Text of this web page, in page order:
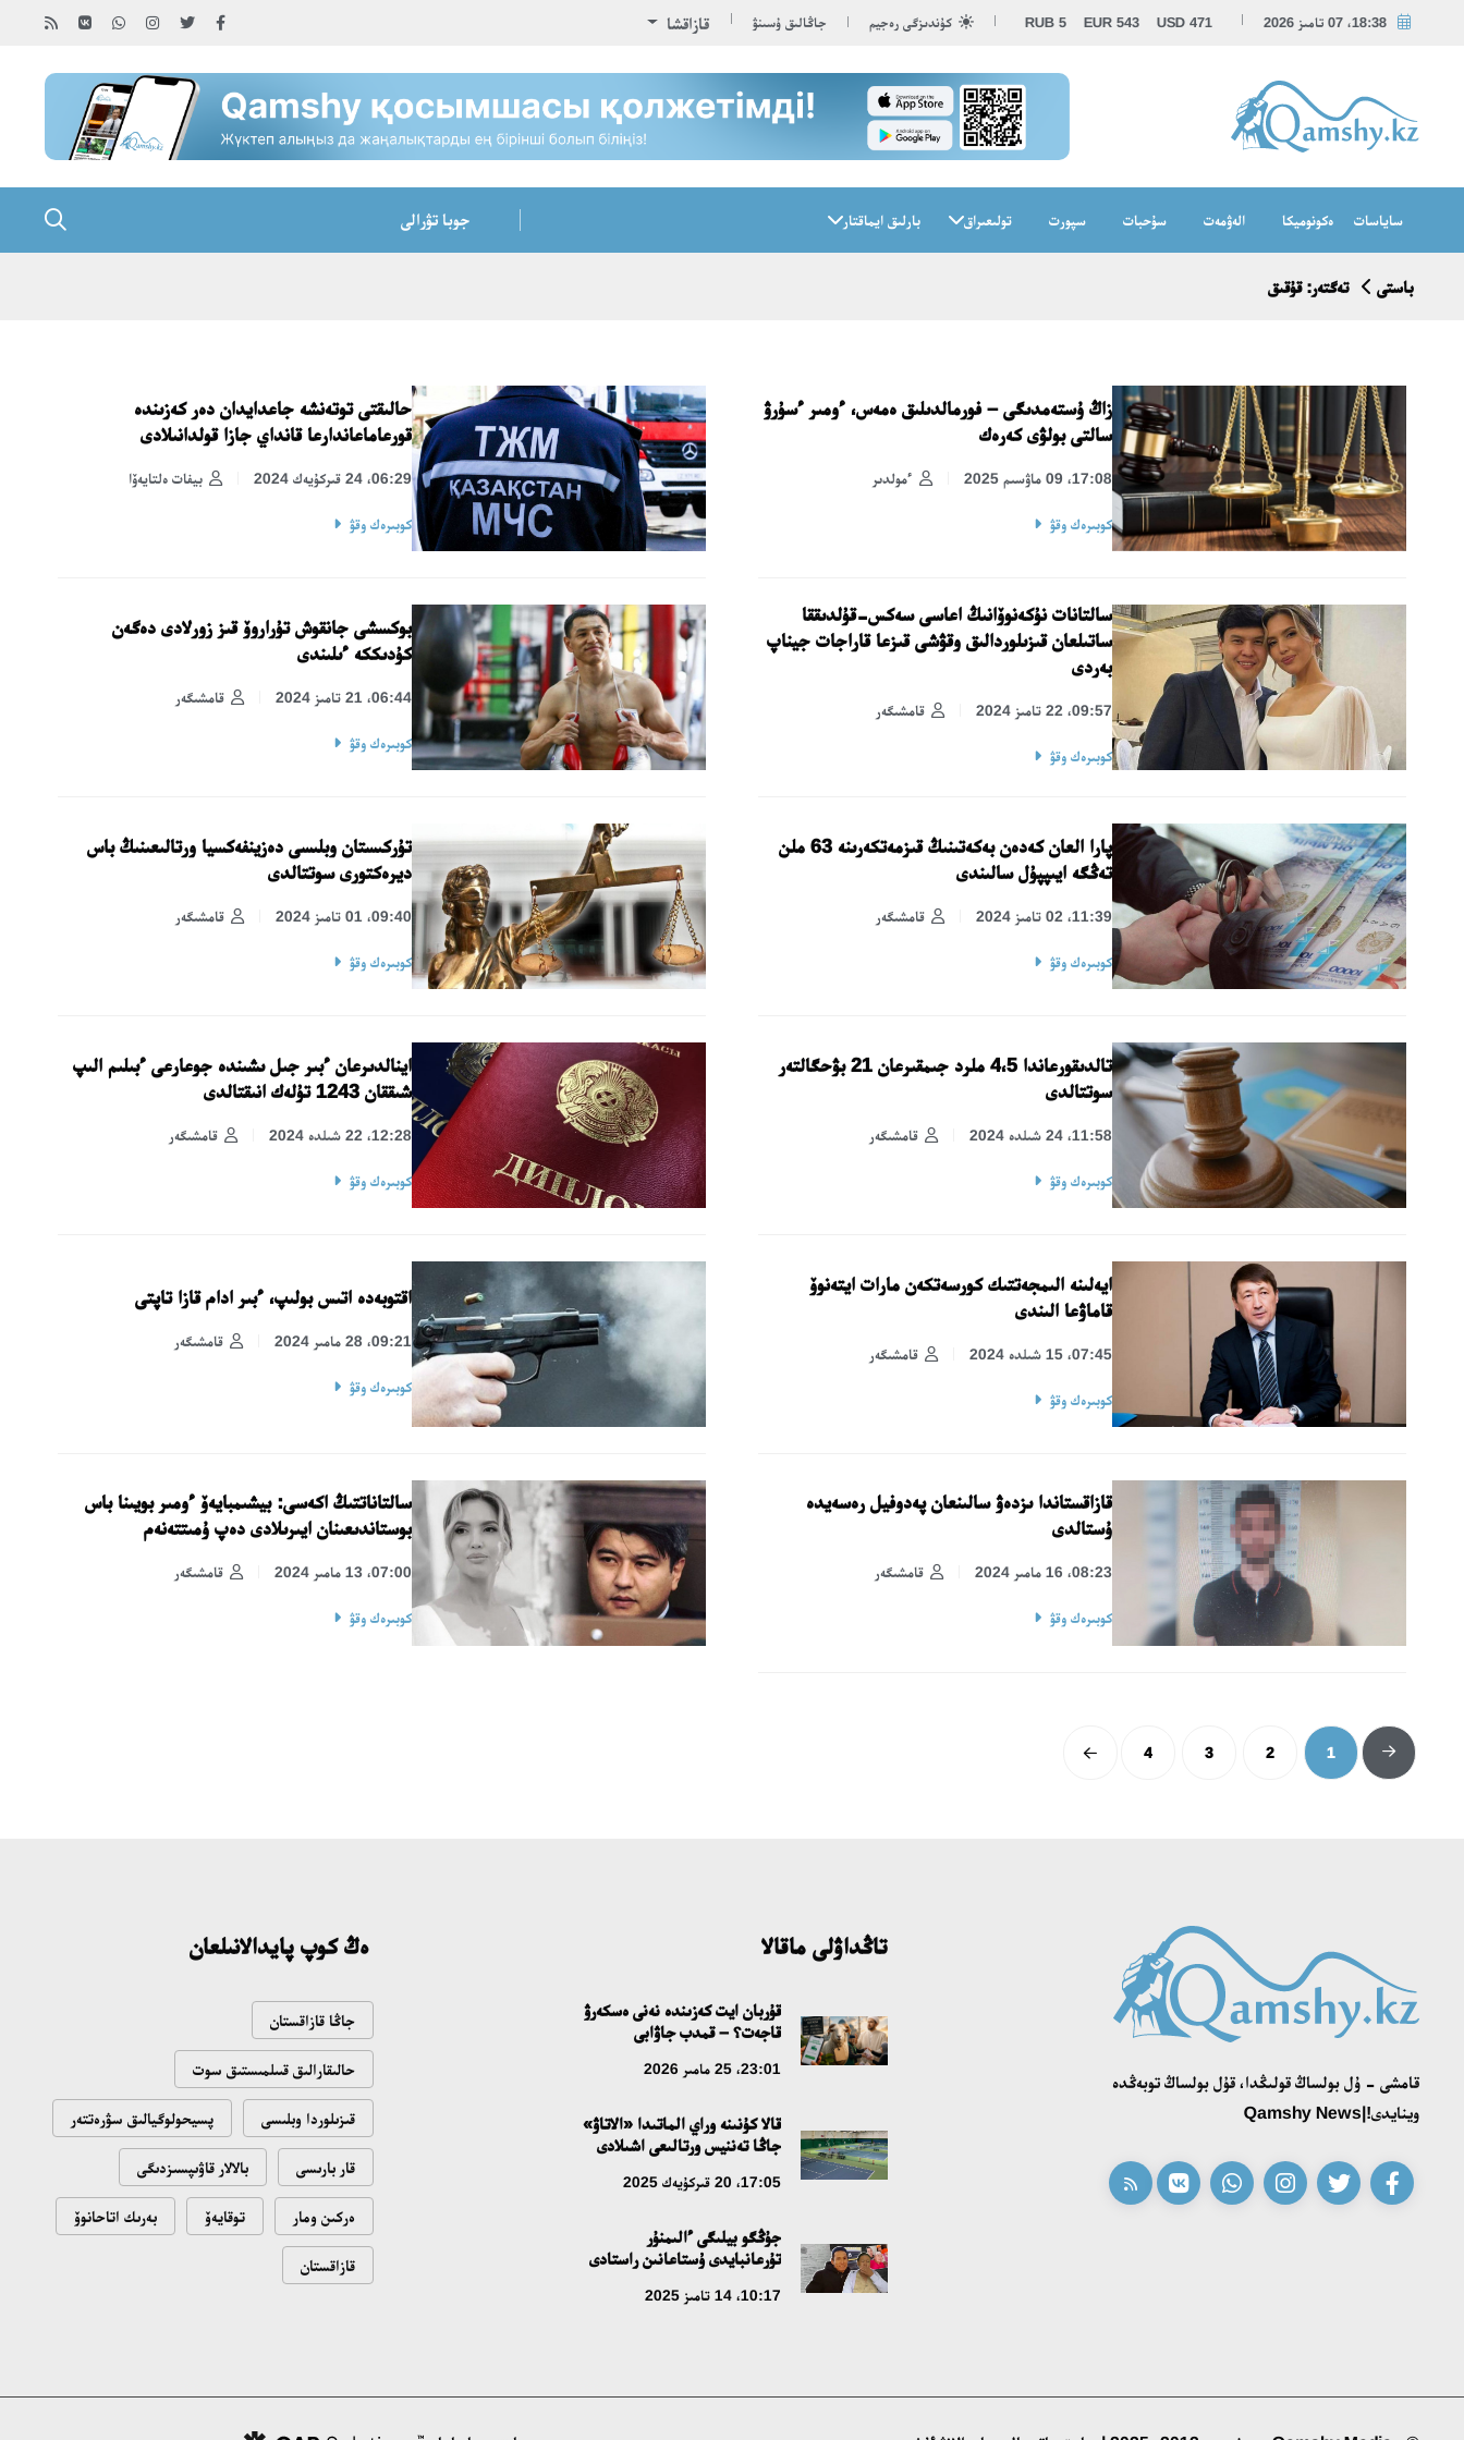
18:38، 07 تامىز 2026 USD 471
EUR 543
RUB 5 كۇندىزگى رەجيم جاڭالىق ۇسىنۋ قازاقشا
ساياسات ەكونوميكا الەۋمەت سۇحبات سپورت تولىعىراق بارلىق ايماقتار جوبا تۋرالى
باستى تەگتەر: قۇقىق
زاڭ ۇستەمدىگى – فورمالدىلىق ەمەس، ءومىر ءسۇرۋ
سالتى بولۋى كەرەك
ءمولدىر 17:08، 09 ماۋسىم 2025
كوبىرەك وقۋ
حالىقتى توتەنشە جاعدايدان دەر كەزىندە
قورعاماعاندارعا قانداي جازا قولدانىلادى
بيفات ەلتايەۆا 06:29، 24 قىركۇيەك 2024
كوبىرەك وقۋ
سالتانات نۇكەنوۆانىڭ اعاسى سەكس-قۇلدىققا
ساتىلعان قىزىلوردالىق وقۋشى قىزعا قاراجات جيناپ
بەردى
قامشىگەر 09:57، 22 تامىز 2024
كوبىرەك وقۋ
بوكسشى جانقوش تۇراروۆ قىز زورلادى دەگەن
كۇدىككە ءىلىندى
قامشىگەر 06:44، 21 تامىز 2024
كوبىرەك وقۋ
پارا العان كەدەن بەكەتىنىڭ قىزمەتكەرىنە 63 ملن
تەڭگە ايىپپۇل سالىندى
قامشىگەر 11:39، 02 تامىز 2024
كوبىرەك وقۋ
تۇركىستان وبلىسى دەزينفەكسيا ورتالىعىنىڭ باس
ديرەكتورى سوتتالدى
قامشىگەر 09:40، 01 تامىز 2024
كوبىرەك وقۋ
تالدىقورعاندا 4،5 ملرد جىمقىرعان 21 بۋحگالتەر
سوتتالدى
قامشىگەر 11:58، 24 شىلدە 2024
كوبىرەك وقۋ
اينالدىرعان ءبىر جىل ىشىندە جوعارعى ءبىلىم الىپ
شىققان 1243 تۇلەك انىقتالدى
قامشىگەر 12:28، 22 شىلدە 2024
كوبىرەك وقۋ
ايەلىنە الىمجەتتىك كورسەتكەن مارات ايتەنوۆ
قاماۋعا الىندى
قامشىگەر 07:45، 15 شىلدە 2024
كوبىرەك وقۋ
اقتوبەدە اتىس بولىپ، ءبىر ادام قازا تاپتى
قامشىگەر 09:21، 28 مامىر 2024
كوبىرەك وقۋ
قازاقستاندا ىزدەۋ سالىنعان پەدوفيل رەسەيدە
ۇستالدى
قامشىگەر 08:23، 16 مامىر 2024
كوبىرەك وقۋ
سالتاناتتىڭ اكەسى: بيشىمبايەۆ ءومىر بويىنا باس
بوستاندىعىنان ايىرىلادى دەپ ۇمىتتەنەم
قامشىگەر 07:00، 13 مامىر 2024
كوبىرەك وقۋ
1
2
3
4
قامشى - ۇل بولساڭ قولىڭدا، قۇل بولساڭ توبەڭدە
وينايدى!|Qamshy News
تاڭداۋلى ماقالا
قۇربان ايت كەزىندە نەنى ەسكەرۋ
قاجەت؟ – قمدب جاۋابى
23:01، 25 مامىر 2026
قالا كۇنىنە وراي الماتىدا «الاتاۋ»
جاڭا تەننيس ورتالىعى اشىلادى
17:05، 20 قىركۇيەك 2025
جۇڭگو بيلىگى ءالىمنۇر
تۇرعانبايدى ۇستاعانىن راستادى
10:17، 14 تامىز 2025
ەڭ كوپ پايدالانىلعان
جاڭا قازاقستان
حالىقارالىق قىىلمىستىق سوت
قىزىلوردا وبلىسى پسيحولوگيالىق سۋرەتتەر
قار بارىسى بالالار قاۋىپسىزدىگى
ەركىن ومار توقايەۆ بەرىك اتاحانوۆ
قازاقستان